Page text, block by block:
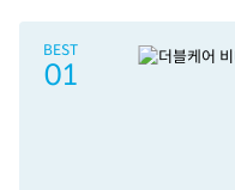
BEST
01